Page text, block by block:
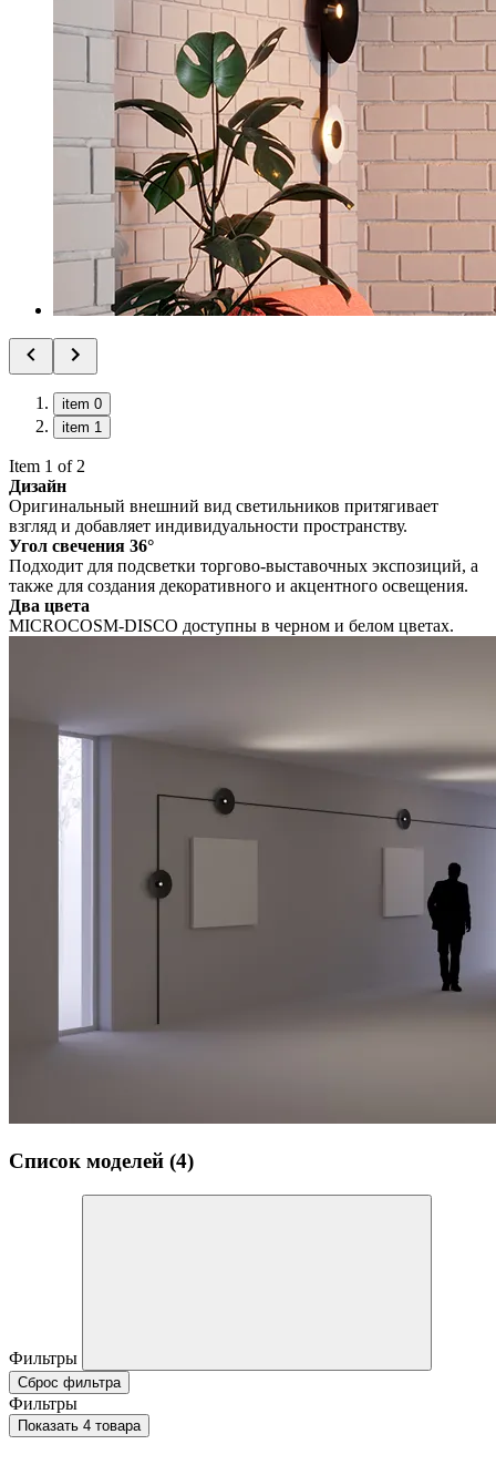
item 0
item 1
Item 1 of 2
Дизайн
Оригинальный внешний вид светильников притягивает
взгляд и добавляет индивидуальности пространству.
Угол свечения 36°
Подходит для подсветки торгово-выставочных экспозиций, а
также для создания декоративного и акцентного освещения.
Два цвета
MICROCOSM-DISCO доступны в черном и белом цветах.
Список моделей (4)
Фильтры
Сброс фильтра
Фильтры
Показать 4 товара